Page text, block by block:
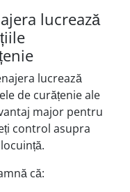
lucrează
lucrează
de curățenie ale
major pentru
control asupra
că: